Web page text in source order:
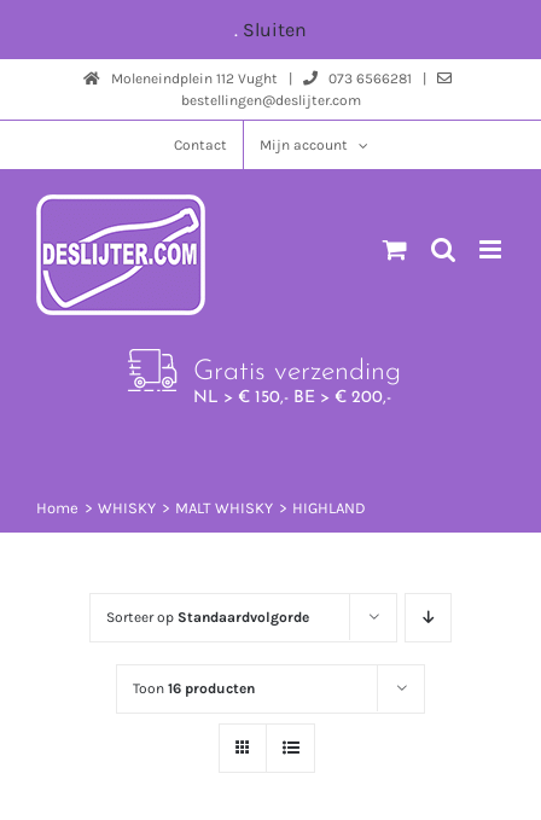
. Sluiten
Moleneindplein 112 Vught |
073 6566281 |
bestellingen@deslijter.com
Contact Mijn account
Gratis verzending
NL > € 150,- BE > € 200,-
Home WHISKY MALT WHISKY HIGHLAND
Sorteer op Standaardvolgorde
Toon16 producten